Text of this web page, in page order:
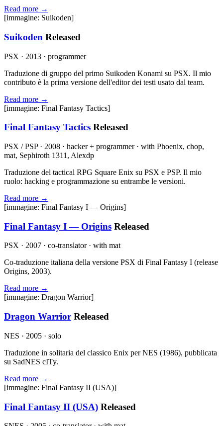
Read more →
[immagine: Suikoden]
Suikoden Released
PSX · 2013 · programmer
Traduzione di gruppo del primo Suikoden Konami su PSX. Il mio
contributo è la prima versione dell'editor dei testi usato dal team.
Read more →
[immagine: Final Fantasy Tactics]
Final Fantasy Tactics Released
PSX / PSP · 2008 · hacker + programmer · with Phoenix, chop,
mat, Sephiroth 1311, Alexdp
Traduzione del tactical RPG Square Enix su PSX e PSP. Il mio
ruolo: hacking e programmazione su entrambe le versioni.
Read more →
[immagine: Final Fantasy I — Origins]
Final Fantasy I — Origins Released
PSX · 2007 · co-translator · with mat
Co-traduzione italiana della versione PSX di Final Fantasy I (release
Origins, 2003).
Read more →
[immagine: Dragon Warrior]
Dragon Warrior Released
NES · 2005 · solo
Traduzione in solitaria del classico Enix per NES (1986), pubblicata
su SadNES cITy.
Read more →
[immagine: Final Fantasy II (USA)]
Final Fantasy II (USA) Released